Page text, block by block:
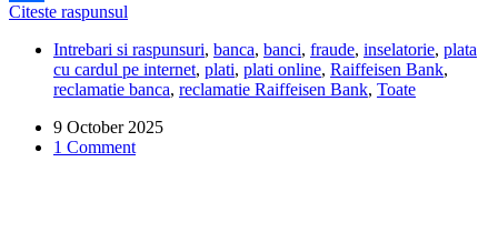
Share
Citeste raspunsul
poate
face
în
unui
fraude
Intrebari si raspunsuri, banca, banci, fraude, inselatorie, plata
cu cardul pe internet, plati, plati online, Raiffeisen Bank,
reclamatie banca, reclamatie Raiffeisen Bank, Toate
9 October 2025
1 Comment